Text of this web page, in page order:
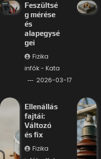
Feszültsé
g mérése
és
alapegysé
gei
Fizika
infók - Kata
2026-03-17
Ellenállás
fajtái:
Változó
és fix
Fizika